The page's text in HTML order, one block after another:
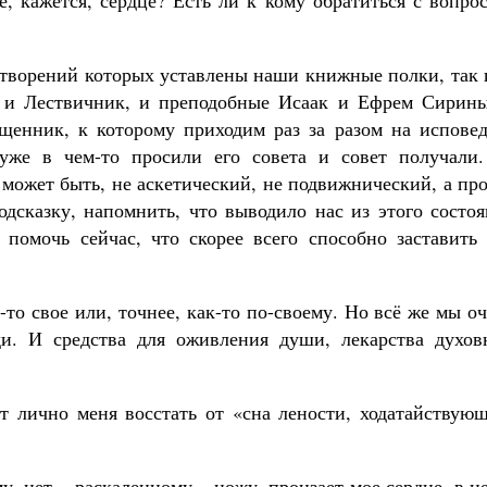
которых уставлены наши книжные полки, так
Лествичник, и преподобные Исаак и Ефрем
к которому приходим раз за разом на
в чем-то просили его совета и совет
быть, не аскетический, не подвижнический, а
напомнить, что выводило нас из этого
сейчас, что скорее всего способно заставить
свое или, точнее, как-то по-своему. Но всё же мы
И средства для оживления души, лекарства
лично меня восстать от «сна лености,